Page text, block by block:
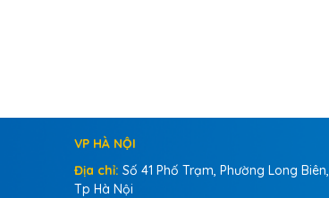
VP HÀ NỘI
Địa chỉ: Số 41 Phố Trạm, Phường Long Biên,
Tp Hà Nội